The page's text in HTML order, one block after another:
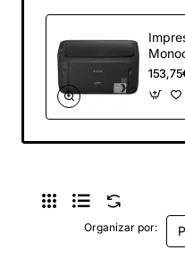
I-
Organizar por: